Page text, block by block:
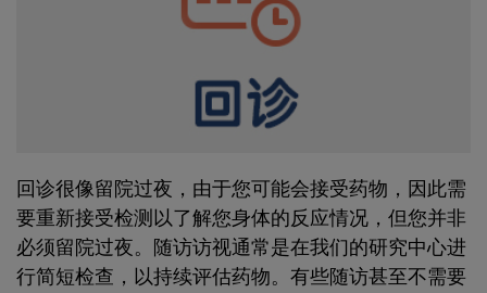
回诊很像留院过夜，由于您可能会接受药物，因此需
要重新接受检测以了解您身体的反应情况，但您并非
必须留院过夜。随访访视通常是在我们的研究中心进
行简短检查，以持续评估药物。有些随访甚至不需要